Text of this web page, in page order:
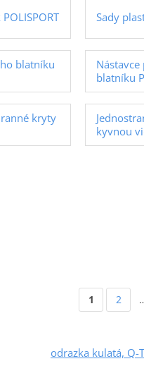
Sady
blatníku
blatníku
kryty
kyvnou
1 2
odrazka kulatá, Q-